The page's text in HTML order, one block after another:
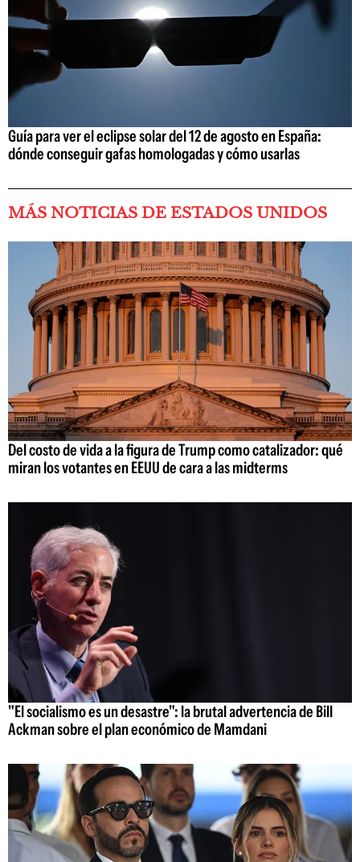
Guía para ver el eclipse solar del 12 de agosto en España:
dónde conseguir gafas homologadas y cómo usarlas
MÁS NOTICIAS DE ESTADOS UNIDOS
Del costo de vida a la figura de Trump como catalizador: qué
miran los votantes en EEUU de cara a las midterms
"El socialismo es un desastre": la brutal advertencia de Bill
Ackman sobre el plan económico de Mamdani